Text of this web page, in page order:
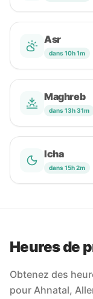
Asr
dans 10h 1m
Maghreb
dans 13h 31m
Icha
dans 15h 2m
Heures de
Obtenez des
pour Ahnatal,